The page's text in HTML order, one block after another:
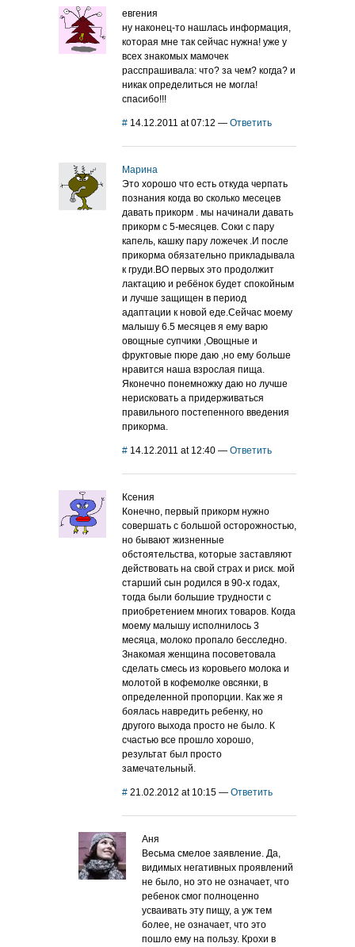
евгения
ну наконец-то нашлась информация,
которая мне так сейчас нужна! уже у
всех знакомых мамочек
расспрашивала: что? за чем? когда? и
никак определиться не могла!
спасибо!!!
# 14.12.2011 at 07:12 — Ответить
Марина
Это хорошо что есть откуда черпать
познания когда во сколько месецев
давать прикорм . мы начинали давать
прикорм с 5-месяцев. Соки с пару
капель, кашку пару ложечек .И после
прикорма обязательно прикладывала
к груди.ВО первых это продолжит
лактацию и ребёнок будет спокойным
и лучше защищен в период
адаптации к новой еде.Сейчас моему
малышу 6.5 месяцев я ему варю
овощные супчики ,Овощные и
фруктовые пюре даю ,но ему больше
нравится наша взрослая пища.
Яконечно понемножку даю но лучше
нерисковать а придерживаться
правильного постепенного введения
прикорма.
# 14.12.2011 at 12:40 — Ответить
Ксения
Конечно, первый прикорм нужно
совершать с большой осторожностью,
но бывают жизненные
обстоятельства, которые заставляют
действовать на свой страх и риск. мой
старший сын родился в 90-х годах,
тогда были большие трудности с
приобретением многих товаров. Когда
моему малышу исполнилось 3
месяца, молоко пропало бесследно.
Знакомая женщина посоветовала
сделать смесь из коровьего молока и
молотой в кофемолке овсянки, в
определенной пропорции. Как же я
боялась навредить ребенку, но
другого выхода просто не было. К
счастью все прошло хорошо,
результат был просто
замечательный.
# 21.02.2012 at 10:15 — Ответить
Аня
Весьма смелое заявление. Да,
видимых негативных проявлений
не было, но это не означает, что
ребенок смог полноценно
усваивать эту пищу, а уж тем
более, не означает, что это
пошло ему на пользу. Крохи в